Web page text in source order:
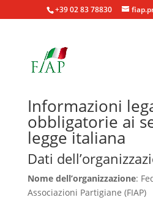
+39 02 83 78830
Informazioni
obbligatorie ai
legge italiana
Dati
Nome dell’organizzazione:
Associazioni Partigiane (FIAP)